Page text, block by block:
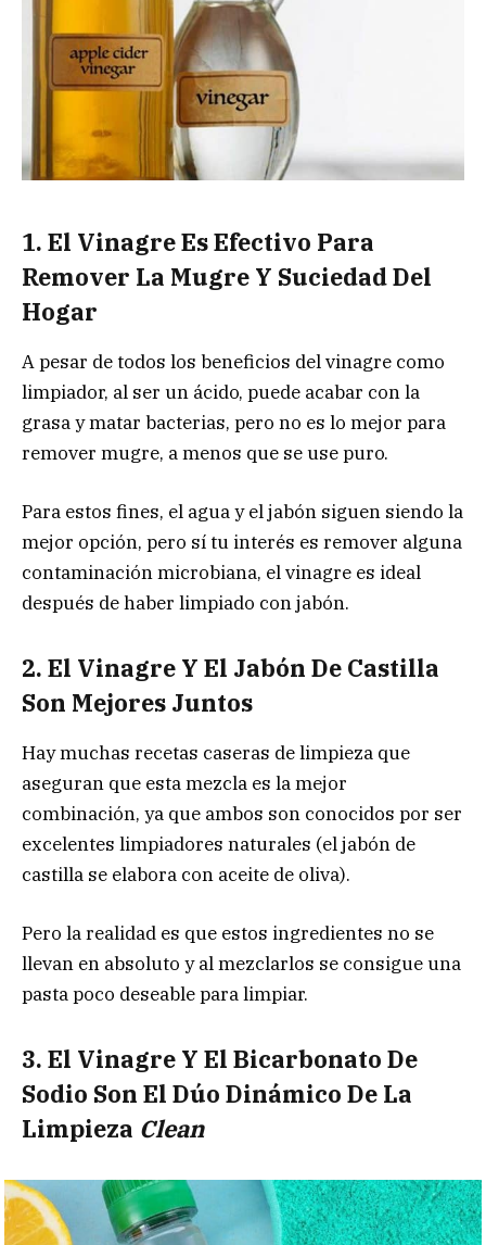
1. El Vinagre Es Efectivo Para
Remover La Mugre Y Suciedad Del
Hogar
A pesar de todos los beneficios del vinagre como
limpiador, al ser un ácido, puede acabar con la
grasa y matar bacterias, pero no es lo mejor para
remover mugre, a menos que se use puro.
Para estos fines, el agua y el jabón siguen siendo la
mejor opción, pero sí tu interés es remover alguna
contaminación microbiana, el vinagre es ideal
después de haber limpiado con jabón.
2. El Vinagre Y El Jabón De Castilla
Son Mejores Juntos
Hay muchas recetas caseras de limpieza que
aseguran que esta mezcla es la mejor
combinación, ya que ambos son conocidos por ser
excelentes limpiadores naturales (el jabón de
castilla se elabora con aceite de oliva).
Pero la realidad es que estos ingredientes no se
llevan en absoluto y al mezclarlos se consigue una
pasta poco deseable para limpiar.
3. El Vinagre Y El Bicarbonato De
Sodio Son El Dúo Dinámico De La
Limpieza Clean